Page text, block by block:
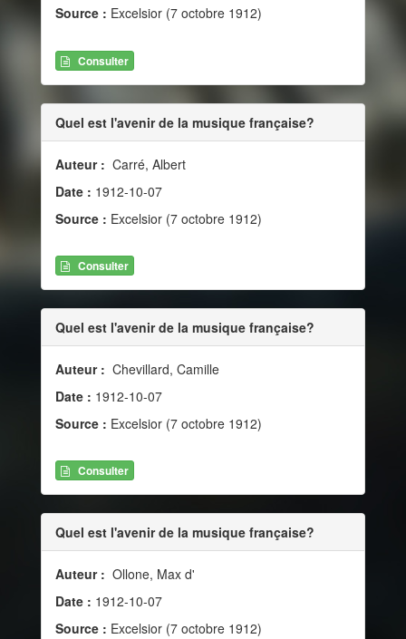
Source : Excelsior (7 octobre 1912)
Consulter
Quel est l'avenir de la musique française?
Auteur : Carré, Albert
Date : 1912-10-07
Source : Excelsior (7 octobre 1912)
Consulter
Quel est l'avenir de la musique française?
Auteur : Chevillard, Camille
Date : 1912-10-07
Source : Excelsior (7 octobre 1912)
Consulter
Quel est l'avenir de la musique française?
Auteur : Ollone, Max d'
Date : 1912-10-07
Source : Excelsior (7 octobre 1912)